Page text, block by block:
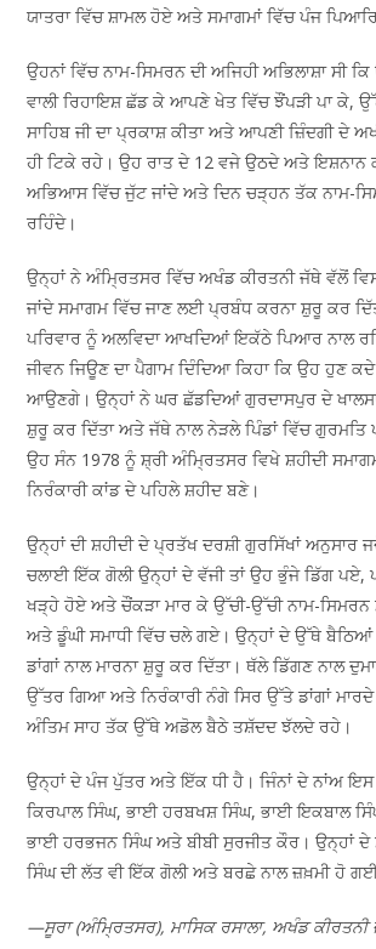
ਯਾਤਰਾ ਵਿੱਚ ਸ਼ਾਮਲ ਹੋਏ ਅਤੇ ਸਮਾਗਮਾਂ ਵਿੱਚ ਪੰਜ
ਉਹਨਾਂ ਵਿੱਚ ਨਾਮ-ਸਿਮਰਨ ਦੀ ਅਜਿਹੀ ਅਭਿਲਾਸ਼ਾ ਸੀ
ਵਾਲੀ ਰਿਹਾਇਸ਼ ਛੱਡ ਕੇ ਆਪਣੇ ਖੇਤ ਵਿੱਚ ਝੌਂਪੜੀ ਪਾ ਕੇ,
ਸਾਹਿਬ ਜੀ ਦਾ ਪ੍ਰਕਾਸ਼ ਕੀਤਾ ਅਤੇ ਆਪਣੀ ਜ਼ਿੰਦਗੀ ਦੇ
ਹੀ ਟਿਕੇ ਰਹੇ। ਉਹ ਰਾਤ ਦੇ 12 ਵਜੇ ਉਠਦੇ ਅਤੇ ਇਸ਼ਨਾਨ
ਅਭਿਆਸ ਵਿੱਚ ਜੁੱਟ ਜਾਂਦੇ ਅਤੇ ਦਿਨ ਚੜ੍ਹਨ ਤੱਕ ਨਾਮ-
ਰਹਿੰਦੇ।
ਉਨ੍ਹਾਂ ਨੇ ਅੰਮ੍ਰਿਤਸਰ ਵਿੱਚ ਅਖੰਡ ਕੀਰਤਨੀ ਜੱਥੇ ਵੱਲੋਂ
ਜਾਂਦੇ ਸਮਾਗਮ ਵਿੱਚ ਜਾਣ ਲਈ ਪ੍ਰਬੰਧ ਕਰਨਾ ਸ਼ੁਰੂ ਕਰ
ਪਰਿਵਾਰ ਨੂੰ ਅਲਵਿਦਾ ਆਖਦਿਆਂ ਇਕੱਠੇ ਪਿਆਰ ਨਾਲ
ਜੀਵਨ ਜਿਊਣ ਦਾ ਪੈਗਾਮ ਦਿੰਦਿਆ ਕਿਹਾ ਕਿ ਉਹ ਹੁਣ ਕਦੇ
ਆਉਣਗੇ। ਉਨ੍ਹਾਂ ਨੇ ਘਰ ਛੱਡਦਿਆਂ ਗੁਰਦਾਸਪੁਰ ਦੇ ਖਾਲਸਾ
ਸ਼ੁਰੂ ਕਰ ਦਿੱਤਾ ਅਤੇ ਜੱਥੇ ਨਾਲ ਨੇੜਲੇ ਪਿੰਡਾਂ ਵਿੱਚ
ਉਹ ਸੰਨ 1978 ਨੂੰ ਸ਼੍ਰੀ ਅੰਮ੍ਰਿਤਸਰ ਵਿਖੇ ਸ਼ਹੀਦੀ
ਨਿਰੰਕਾਰੀ ਕਾਂਡ ਦੇ ਪਹਿਲੇ ਸ਼ਹੀਦ ਬਣੇ।
ਉਨ੍ਹਾਂ ਦੀ ਸ਼ਹੀਦੀ ਦੇ ਪ੍ਰਤੱਖ ਦਰਸ਼ੀ ਗੁਰਸਿੱਖਾਂ ਅਨੁਸਾਰ
ਚਲਾਈ ਇੱਕ ਗੋਲੀ ਉਨ੍ਹਾਂ ਦੇ ਵੱਜੀ ਤਾਂ ਉਹ ਭੁੰਜੇ ਡਿੱਗ ਪਏ,
ਖੜ੍ਹੇ ਹੋਏ ਅਤੇ ਚੌਂਕੜਾ ਮਾਰ ਕੇ ਉੱਚੀ-ਉੱਚੀ ਨਾਮ-ਸਿਮਰਨ
ਅਤੇ ਡੂੰਘੀ ਸਮਾਧੀ ਵਿੱਚ ਚਲੇ ਗਏ। ਉਨ੍ਹਾਂ ਦੇ ਉੱਥੇ
ਡਾਂਗਾਂ ਨਾਲ ਮਾਰਨਾ ਸ਼ੁਰੂ ਕਰ ਦਿੱਤਾ। ਥੱਲੇ ਡਿੱਗਣ ਨਾਲ
ਉੱਤਰ ਗਿਆ ਅਤੇ ਨਿਰੰਕਾਰੀ ਨੰਗੇ ਸਿਰ ਉੱਤੇ ਡਾਂਗਾਂ
ਅੰਤਿਮ ਸਾਹ ਤੱਕ ਉੱਥੇ ਅਡੋਲ ਬੈਠੇ ਤਸ਼ੱਦਦ ਝੱਲਦੇ ਰਹੇ।
ਉਨ੍ਹਾਂ ਦੇ ਪੰਜ ਪੁੱਤਰ ਅਤੇ ਇੱਕ ਧੀ ਹੈ। ਜਿੰਨਾਂ ਦੇ ਨਾਂਅ ਇਸ
ਕਿਰਪਾਲ ਸਿੰਘ, ਭਾਈ ਹਰਬਖਸ਼ ਸਿੰਘ, ਭਾਈ ਇਕਬਾਲ
ਭਾਈ ਹਰਭਜਨ ਸਿੰਘ ਅਤੇ ਬੀਬੀ ਸੁਰਜੀਤ ਕੌਰ। ਉਨ੍ਹਾਂ
ਸਿੰਘ ਦੀ ਲੱਤ ਵੀ ਇੱਕ ਗੋਲੀ ਅਤੇ ਬਰਛੇ ਨਾਲ ਜ਼ਖ਼ਮੀ ਹੋ
—ਸੂਰਾ (ਅੰਮ੍ਰਿਤਸਰ), ਮਾਸਿਕ ਰਸਾਲਾ, ਅਖੰਡ